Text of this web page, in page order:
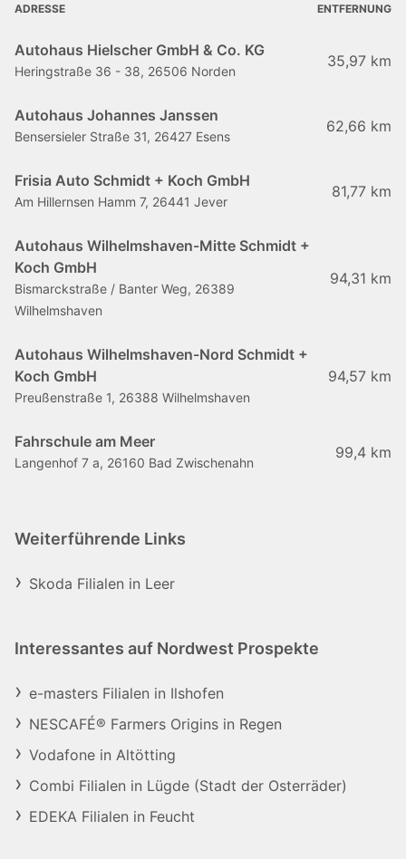
ADRESSE ENTFERNUNG
Autohaus Hielscher GmbH & Co. KG
Heringstraße 36 - 38, 26506 Norden
35,97 km
Autohaus Johannes Janssen
Bensersieler Straße 31, 26427 Esens
62,66 km
Frisia Auto Schmidt + Koch GmbH
Am Hillernsen Hamm 7, 26441 Jever
81,77 km
Autohaus Wilhelmshaven-Mitte Schmidt +
Koch GmbH
Bismarckstraße / Banter Weg, 26389
Wilhelmshaven
94,31 km
Autohaus Wilhelmshaven-Nord Schmidt +
Koch GmbH
Preußenstraße 1, 26388 Wilhelmshaven
94,57 km
Fahrschule am Meer
Langenhof 7 a, 26160 Bad Zwischenahn
99,4 km
Weiterführende Links
Skoda Filialen in Leer
Interessantes auf Nordwest Prospekte
e-masters Filialen in Ilshofen
NESCAFÉ® Farmers Origins in Regen
Vodafone in Altötting
Combi Filialen in Lügde (Stadt der Osterräder)
EDEKA Filialen in Feucht